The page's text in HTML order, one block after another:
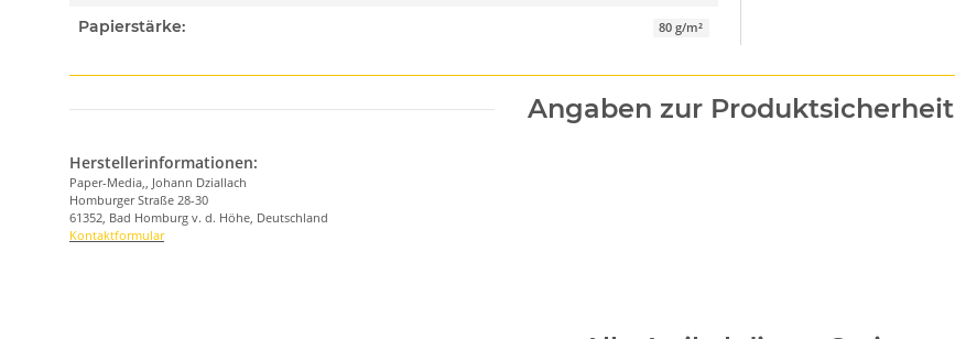
Papierstärke: 80 g/m²
Angaben zur Produktsicherheit
Herstellerinformationen:
Paper-Media,, Johann Dziallach
Homburger Straße 28-30
61352, Bad Homburg v. d. Höhe, Deutschland
Kontaktformular